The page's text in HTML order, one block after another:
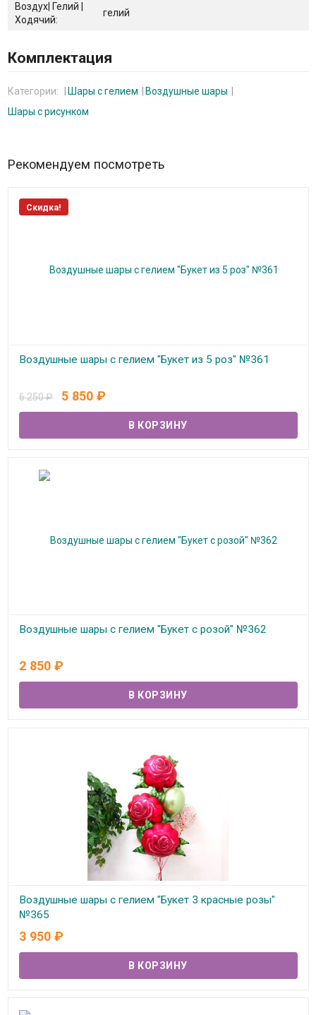
Воздух| Гелий |
Ходячий:
гелий
Комплектация
Категории: Шары с гелием
Воздушные шары
Шары с рисунком
Рекомендуем посмотреть
Скидка!
Воздушные шары с гелием "Букет из 5 роз" №361
6 250₽ 5 850 ₽
Воздушные шары с гелием "Букет с розой" №362
2 850 ₽
Воздушные шары с гелием "Букет 3 красные розы"
№365
В наличии
3 950 ₽